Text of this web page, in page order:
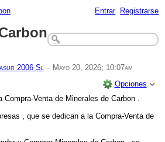
Entrar Registrarse
2006 Sl – Mayo 20, 2026; 10:07am
Opciones
Venta de Minerales de Carbon .
, que se dedican a la Compra-Venta de